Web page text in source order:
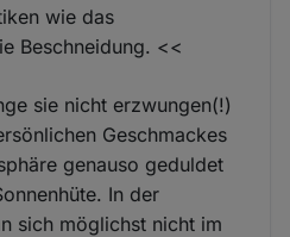
wie das
Beschneidung. <<
sie nicht erzwungen(!)
Geschmackes
genauso geduldet
In der
sich möglichst nicht im